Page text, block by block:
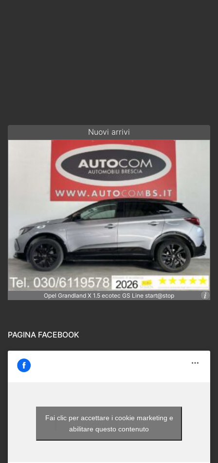
Nuovi arrivi
Opel Grandland X 1.5 ecotec GS Line start@stop
PAGINA FACEBOOK
Autocom - Brescia
Fai clic per accettare i cookie marketing e
abilitare questo contenuto